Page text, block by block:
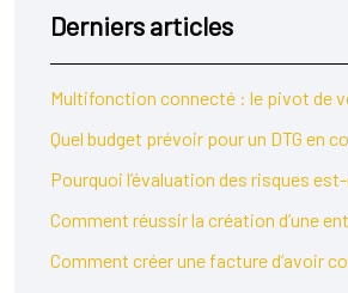
Derniers articles
Multifonction connecté : le pivot de
Quel budget prévoir pour un DTG en
Pourquoi l’évaluation des risques
Comment réussir la création d’une
Comment créer une facture d’avoir